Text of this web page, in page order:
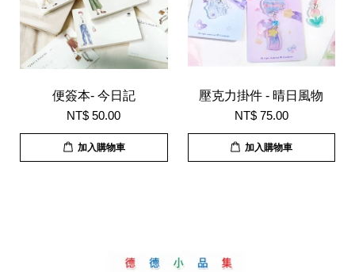
便簽本- 今日記
NT$ 50.00
加入購物車
壓克力掛件 - 晴日風物
NT$ 75.00
加入購物車